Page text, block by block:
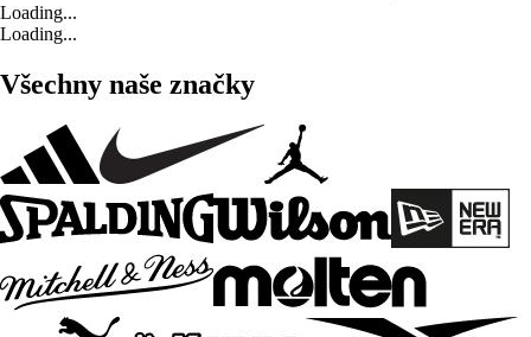
Loading...
Loading...
Všechny naše značky